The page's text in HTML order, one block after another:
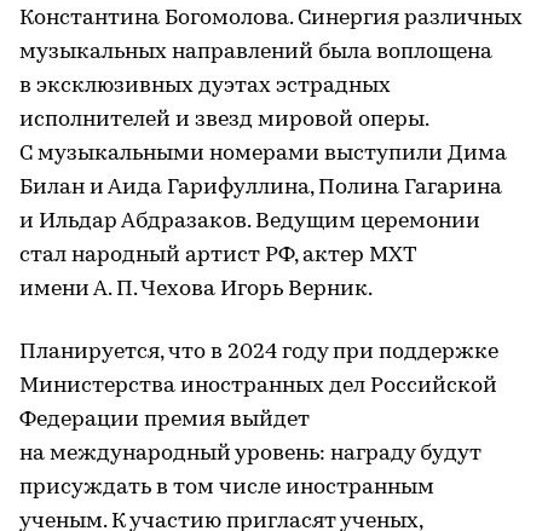
Константина Богомолова. Синергия различных
музыкальных направлений была воплощена
в эксклюзивных дуэтах эстрадных
исполнителей и звезд мировой оперы.
С музыкальными номерами выступили Дима
Билан и Аида Гарифуллина, Полина Гагарина
и Ильдар Абдразаков. Ведущим церемонии
стал народный артист РФ, актер МХТ
имени А. П. Чехова Игорь Верник.
Планируется, что в 2024 году при поддержке
Министерства иностранных дел Российской
Федерации премия выйдет
на международный уровень: награду будут
присуждать в том числе иностранным
ученым. К участию пригласят ученых,